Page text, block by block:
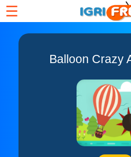
☰
Balloon Crazy